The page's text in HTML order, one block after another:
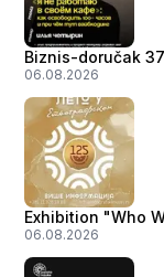
Biznis-doručak 37
06.08.2026
Exhibition "Who
06.08.2026